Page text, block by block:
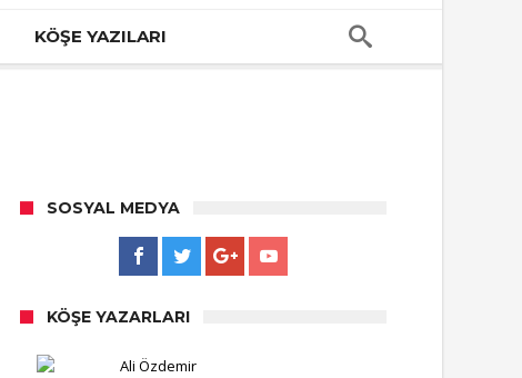
KÖŞE YAZILARI
SOSYAL MEDYA
KÖŞE YAZARLARI
Ali Özdemir